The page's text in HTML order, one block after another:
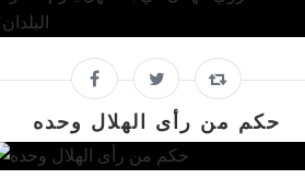
حكم من رأى الهلال وحده